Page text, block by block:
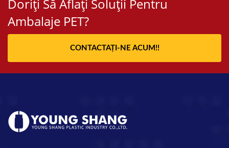
Doriți Să Aflați Soluții Pentru
Ambalaje PET?
CONTACTAȚI-NE ACUM!!